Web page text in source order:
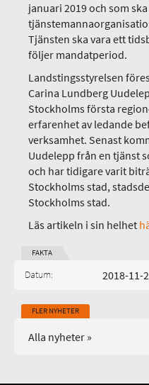
januari 2019 och som
Tjänsten ska vara ett
följer mandatperiod.
Landstingsstyrelsen
Carina Lundberg
Stockholms första
erfarenhet av ledande
verksamhet. Senast
Uudelepp från en tjänst
och har tidigare varit
Stockholms stad,
Stockholms stad.
Läs artikeln i sin helhet
FAKTA
Datum: 2018-11-
FLER NYHETER
Alla nyheter »